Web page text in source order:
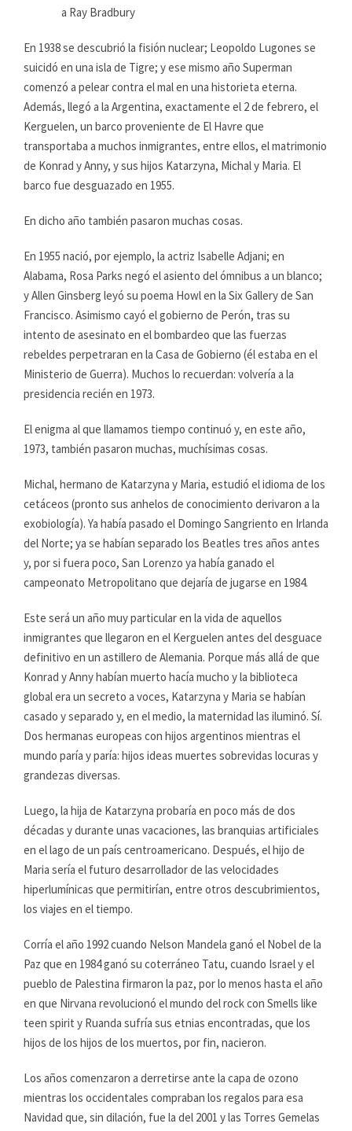
a Ray Bradbury
En 1938 se descubrió la fisión nuclear; Leopoldo Lugones se
suicidó en una isla de Tigre; y ese mismo año Superman
comenzó a pelear contra el mal en una historieta eterna.
Además, llegó a la Argentina, exactamente el 2 de febrero, el
Kerguelen, un barco proveniente de El Havre que
transportaba a muchos inmigrantes, entre ellos, el matrimonio
de Konrad y Anny, y sus hijos Katarzyna, Michal y Maria. El
barco fue desguazado en 1955.
En dicho año también pasaron muchas cosas.
En 1955 nació, por ejemplo, la actriz Isabelle Adjani; en
Alabama, Rosa Parks negó el asiento del ómnibus a un blanco;
y Allen Ginsberg leyó su poema Howl en la Six Gallery de San
Francisco. Asimismo cayó el gobierno de Perón, tras su
intento de asesinato en el bombardeo que las fuerzas
rebeldes perpetraran en la Casa de Gobierno (él estaba en el
Ministerio de Guerra). Muchos lo recuerdan: volvería a la
presidencia recién en 1973.
El enigma al que llamamos tiempo continuó y, en este año,
1973, también pasaron muchas, muchísimas cosas.
Michal, hermano de Katarzyna y Maria, estudió el idioma de los
cetáceos (pronto sus anhelos de conocimiento derivaron a la
exobiología). Ya había pasado el Domingo Sangriento en Irlanda
del Norte; ya se habían separado los Beatles tres años antes
y, por si fuera poco, San Lorenzo ya había ganado el
campeonato Metropolitano que dejaría de jugarse en 1984.
Este será un año muy particular en la vida de aquellos
inmigrantes que llegaron en el Kerguelen antes del desguace
definitivo en un astillero de Alemania. Porque más allá de que
Konrad y Anny habían muerto hacía mucho y la biblioteca
global era un secreto a voces, Katarzyna y Maria se habían
casado y separado y, en el medio, la maternidad las iluminó. Sí.
Dos hermanas europeas con hijos argentinos mientras el
mundo paría y paría: hijos ideas muertes sobrevidas locuras y
grandezas diversas.
Luego, la hija de Katarzyna probaría en poco más de dos
décadas y durante unas vacaciones, las branquias artificiales
en el lago de un país centroamericano. Después, el hijo de
Maria sería el futuro desarrollador de las velocidades
hiperlumínicas que permitirían, entre otros descubrimientos,
los viajes en el tiempo.
Corría el año 1992 cuando Nelson Mandela ganó el Nobel de la
Paz que en 1984 ganó su coterráneo Tatu, cuando Israel y el
pueblo de Palestina firmaron la paz, por lo menos hasta el año
en que Nirvana revolucionó el mundo del rock con Smells like
teen spirit y Ruanda sufría sus etnias encontradas, que los
hijos de los hijos de los muertos, por fin, nacieron.
Los años comenzaron a derretirse ante la capa de ozono
mientras los occidentales compraban los regalos para esa
Navidad que, sin dilación, fue la del 2001 y las Torres Gemelas